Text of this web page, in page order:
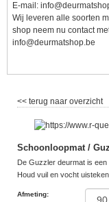
E-mail:
Wij leveren alle soorten
shop neem nu contact
info@deurmatshop.be
<< terug naar overzicht
Schoonloopmat /
De Guzzler deurmat is
Houd vuil en vocht
Afmeting: